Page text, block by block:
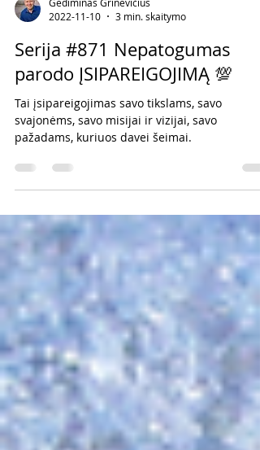
2022-11-10
3 min. skaitymo
Serija #871 Nepatogumas
parodo ĮSIPAREIGOJIMĄ 💯
Tai įsipareigojimas savo tikslams, savo
svajonėms, savo misijai ir vizijai, savo
pažadams, kuriuos davei šeimai.